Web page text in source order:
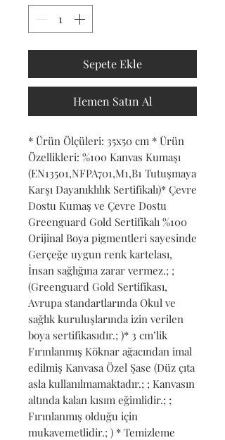
Sepete Ekle
Hemen Satın Al
* Ürün Ölçüleri: 35x50 cm * Ürün
Özellikleri: %100 Kanvas Kumaşı
(EN13501,NFPA701,M1,B1 Tutuşmaya
Karşı Dayanıklılık Sertifikalı)* Çevre
Dostu Kumaş ve Çevre Dostu
Greenguard Gold Sertifikalı %100
Orijinal Boya pigmentleri sayesinde
Gerçeğe uygun renk kartelası,
İnsan sağlığına zarar vermez.; ;
(Greenguard Gold Sertifikası,
Avrupa standartlarında Okul ve
sağlık kuruluşlarında izin verilen
boya sertifikasıdır.; )* 3 cm’lik
Fırınlanmış Köknar ağacından imal
edilmiş Kanvasa Özel Şase (Düz çıta
asla kullanılmamaktadır.; ; Kanvasın
altında kalan kısım eğimlidir.; ;
Fırınlanmış olduğu için
mukavemetlidir.; ) * Temizleme